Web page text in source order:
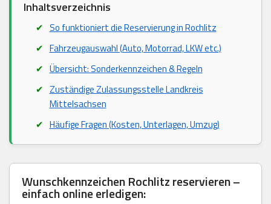
Inhaltsverzeichnis
So funktioniert die Reservierung in Rochlitz
Fahrzeugauswahl (Auto, Motorrad, LKW etc.)
Übersicht: Sonderkennzeichen & Regeln
Zuständige Zulassungsstelle Landkreis
Mittelsachsen
Häufige Fragen (Kosten, Unterlagen, Umzug)
Wunschkennzeichen Rochlitz reservieren –
einfach online erledigen: